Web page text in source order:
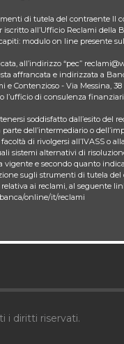
di tutela del contraente Il
all’Ufficio Reclami della
modulo on line presente
all’indirizzo “pec”
affrancata e indirizzata a
e Contenzioso - Via Messina, 38
l’ufficio di consulenza
soddisfatto dall’esito del
dell’intermediario o
di rivolgersi all’IVASS o
sistemi alternativi di
vigente e secondo quanto
sugli strumenti di tutela del
ai reclami, al seguente
online/it/reclami
i diritti riservati.